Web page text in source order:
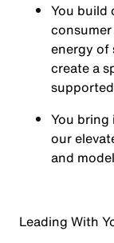
You build
energy of
create a
You bring
our
and
Leading With